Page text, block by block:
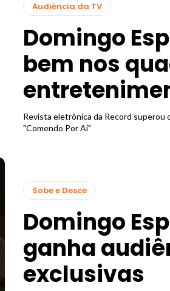
Audiência da TV
Domingo
bem nos
Revista eletrônica da Record superou
"Comendo Por Aí"
Sobe e Desce
Domingo
ganha
exclusivas